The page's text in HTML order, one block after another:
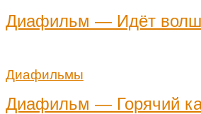
Диафильм — Идёт
Диафильмы
Диафильм — Горячий